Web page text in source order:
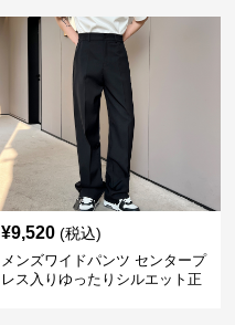
¥9,520 (税込)
メンズワイドパンツ センタープ
レス入りゆったりシルエット正